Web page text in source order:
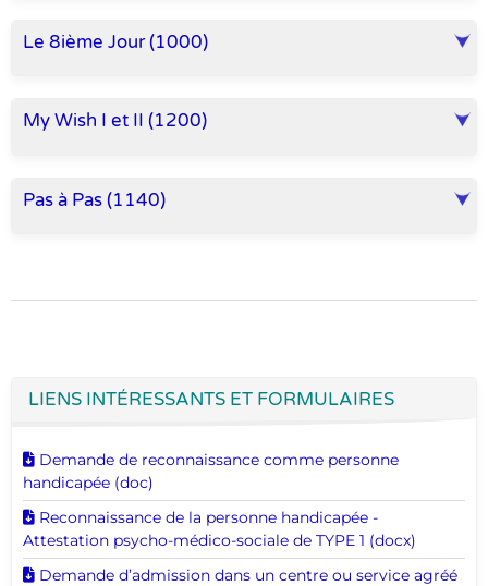
Le 8ième Jour (1000)
My Wish I et II (1200)
Pas à Pas (1140)
LIENS INTÉRESSANTS ET FORMULAIRES
Télécharger ce document
Demande de reconnaissance comme personne
handicapée (doc)
Télécharger ce document
Reconnaissance de la personne handicapée -
Attestation psycho-médico-sociale de TYPE 1 (docx)
Télécharger ce document
Demande d’admission dans un centre ou service agréé